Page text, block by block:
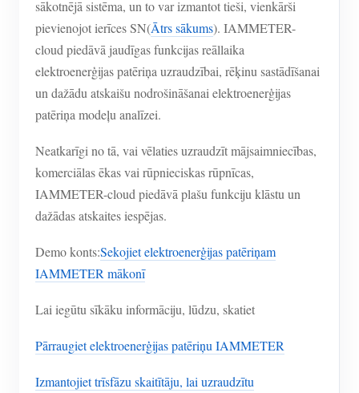
sākotnējā sistēma, un to var izmantot tieši, vienkārši
pievienojot ierīces SN(Ātrs sākums). IAMMETER-
cloud piedāvā jaudīgas funkcijas reāllaika
elektroenerģijas patēriņa uzraudzībai, rēķinu sastādīšanai
un dažādu atskaišu nodrošināšanai elektroenerģijas
patēriņa modeļu analīzei.
Neatkarīgi no tā, vai vēlaties uzraudzīt mājsaimniecības,
komerciālas ēkas vai rūpnieciskas rūpnīcas,
IAMMETER-cloud piedāvā plašu funkciju klāstu un
dažādas atskaites iespējas.
Demo konts:Sekojiet elektroenerģijas patēriņam
IAMMETER mākonī
Lai iegūtu sīkāku informāciju, lūdzu, skatiet
Pārraugiet elektroenerģijas patēriņu IAMMETER
Izmantojiet trīsfāzu skaitītāju, lai uzraudzītu